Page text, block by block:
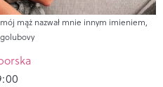
mąż nazwał mnie innym imieniem,